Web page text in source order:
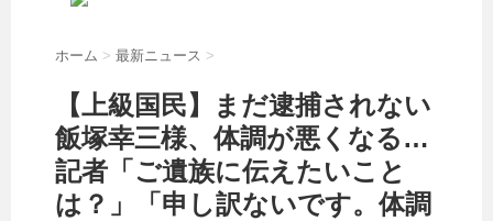
ホーム > 最新ニュース >
【上級国民】まだ逮捕されない
飯塚幸三様、体調が悪くなる…
記者「ご遺族に伝えたいこと
は？」「申し訳ないです。体調